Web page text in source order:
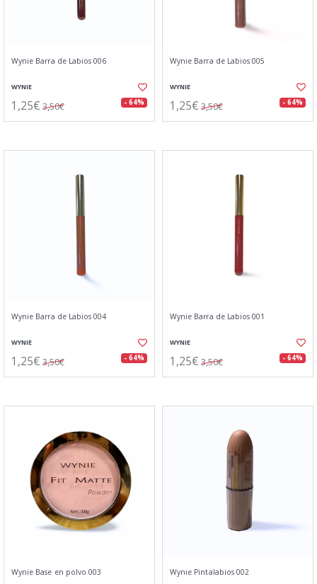
Wynie Barra de Labios 006
WYNIE
1,25€ 3,50€ - 64%
Wynie Barra de Labios 005
WYNIE
1,25€ 3,50€ - 64%
Wynie Barra de Labios 004
WYNIE
1,25€ 3,50€ - 64%
Wynie Barra de Labios 001
WYNIE
1,25€ 3,50€ - 64%
Wynie Base en polvo 003 Wynie Pintalabios 002